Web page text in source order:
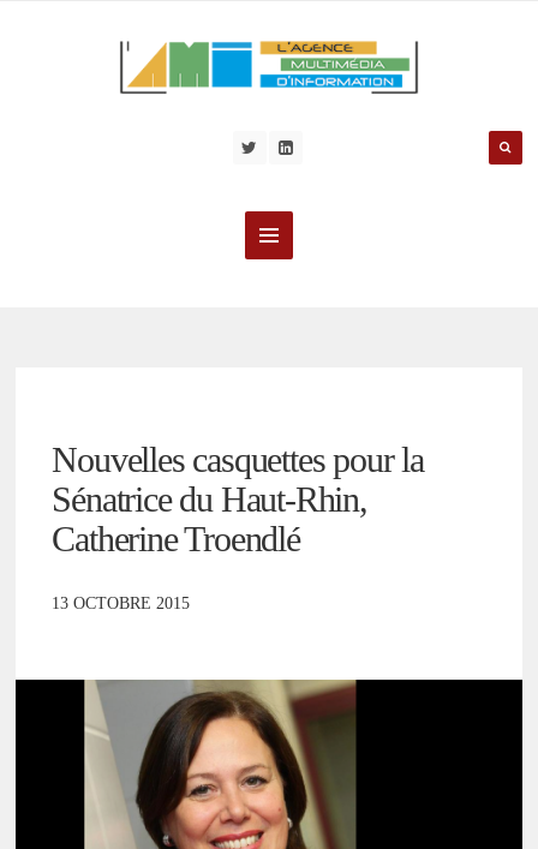
Nouvelles casquettes pour la
Sénatrice du Haut-Rhin,
Catherine Troendlé
13 OCTOBRE 2015